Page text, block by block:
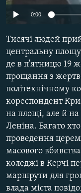
СВІДЧЕННЯ ОКУПАЦІЇ
ІНФОГРАФІКА
Qırımtatar
ДОЛУЧАЙСЯ!
Усі сайти RFE/RL
0:00
Тисячі людей
центральну площу
де в п'ятницю 19
прощання з
політехнічному
кореспондент
на площі, але й на
Леніна. Багато
проведення
масового
коледжі в Керчі
маршрути для
влада міста